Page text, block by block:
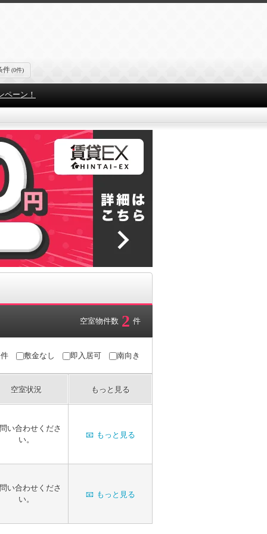
件(0件)
ペーン！
空室物件数 2 件
敷金なし 即入居可 南向き
空室状況 もっと見る
い合わせくださ
い。
📧 もっと見る
い合わせくださ
い。
📧 もっと見る